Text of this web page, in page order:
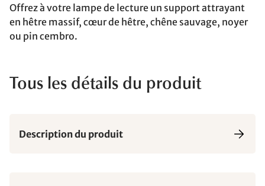
Offrez à votre lampe de lecture un support attrayant
en hêtre massif, cœur de hêtre, chêne sauvage, noyer
ou pin cembro.
Tous les détails du produit
Description du produit